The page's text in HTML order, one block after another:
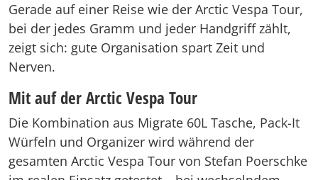
Gerade auf einer Reise wie der Arctic Vespa Tour,
bei der jedes Gramm und jeder Handgriff zählt,
zeigt sich: gute Organisation spart Zeit und
Nerven.
Mit auf der Arctic Vespa Tour
Die Kombination aus Migrate 60L Tasche, Pack-It
Würfeln und Organizer wird während der
gesamten Arctic Vespa Tour von Stefan Poerschke